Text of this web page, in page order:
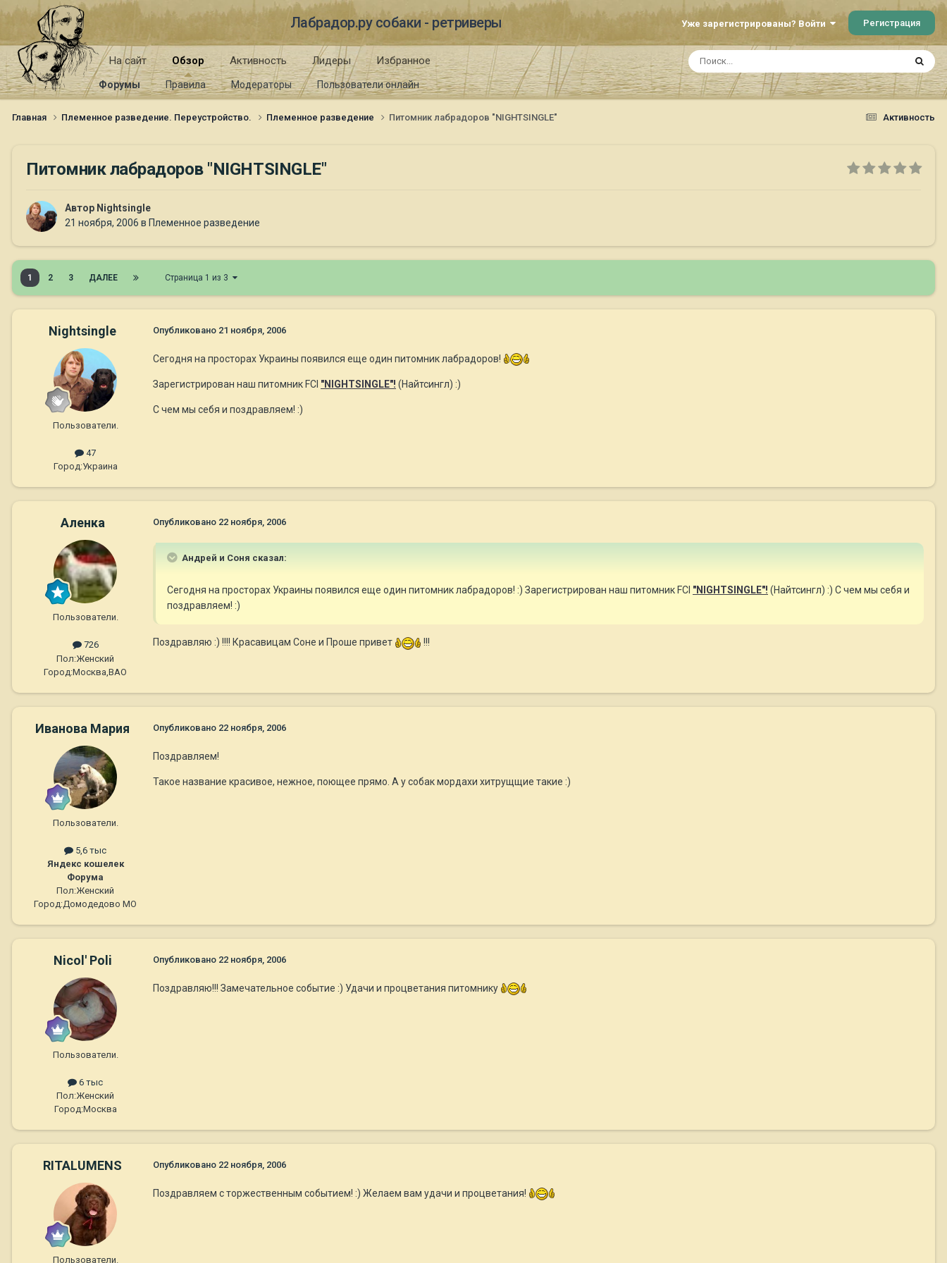
Лабрадор.ру собаки - ретриверы Уже зарегистрированы? Войти Регистрация
На сайт Обзор
Форумы Правила Модераторы Пользователи онлайн
Активность Лидеры Избранное
Активность
Главная Племенное разведение. Переустройство. Племенное разведение Питомник лабрадоров "NIGHTSINGLE"
Питомник лабрадоров "NIGHTSINGLE"
Автор Nightsingle
21 ноября, 2006 в Племенное разведение
1 2 3 ДАЛЕЕ Страница 1 из 3
Nightsingle
Пользователи.
47
Город:Украина
Опубликовано 21 ноября, 2006
Сегодня на просторах Украины появился еще один питомник лабрадоров!
Зарегистрирован наш питомник FCI "NIGHTSINGLE"! (Найтсингл) :)
С чем мы себя и поздравляем! :)
Аленка
Пользователи.
726
Пол:Женский
Город:Москва,ВАО
Опубликовано 22 ноября, 2006
Андрей и Соня сказал:
Сегодня на просторах Украины появился еще один питомник лабрадоров! :) Зарегистрирован наш питомник FCI "NIGHTSINGLE"! (Найтсингл) :) С чем мы себя и
поздравляем! :)
Поздравляю :) !!!! Красавицам Соне и Проше привет !!!
Иванова Мария
Пользователи.
5,6 тыс
Яндекс кошелек
Форума
Пол:Женский
Город:Домодедово МО
Опубликовано 22 ноября, 2006
Поздравляем!
Такое название красивое, нежное, поющее прямо. А у собак мордахи хитрущщие такие :)
Nicol' Poli
Пользователи.
6 тыс
Пол:Женский
Город:Москва
Опубликовано 22 ноября, 2006
Поздравляю!!! Замечательное событие :) Удачи и процветания питомнику
RITALUMENS
Пользователи.
Опубликовано 22 ноября, 2006
Поздравляем с торжественным событием! :) Желаем вам удачи и процветания!